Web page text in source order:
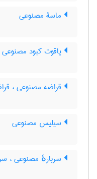
ماسۀ مصنوعی
یاقوت کبود مصنوعی
قراضه مصنوعی ،
سیلیس مصنوعی
سربارهٔ مصنوعی ،